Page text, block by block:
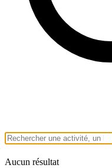
Aucun résultat